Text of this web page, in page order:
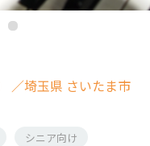
／埼玉県 さいたま市
シニア向け